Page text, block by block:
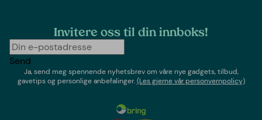
Invitere oss til din innboks!
Send
Ja, send meg spennende nyhetsbrev om våre nye gadgets, tilbud,
gavetips og personlige anbefalinger.(Les gjerne vår personvernpolicy)